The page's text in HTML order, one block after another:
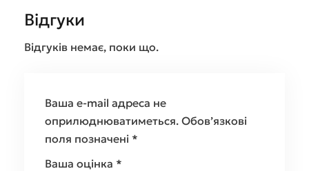
Відгуки
Відгуків немає, поки що.
Ваша e-mail адреса не
оприлюднюватиметься. Обов’язкові
поля позначені *
Ваша оцінка *